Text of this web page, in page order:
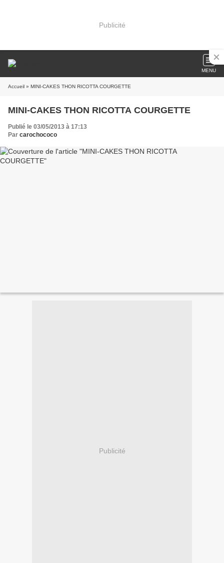
Publicité
MENU
Accueil » MINI-CAKES THON RICOTTA COURGETTE
MINI-CAKES THON RICOTTA COURGETTE
Publié le 03/05/2013 à 17:13
Par carochococo
Publicité